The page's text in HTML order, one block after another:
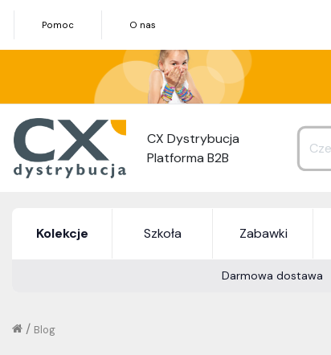
Pomoc O nas
CX Dystrybucja
Platforma B2B
Kolekcje Szkoła Zabawki
Darmowa dostawa
Blog
/